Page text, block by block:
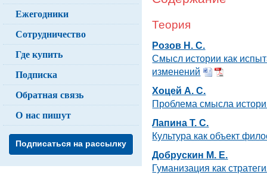
Теория
Розов Н. С.
Смысл истории как
изменений
Хоцей А. С.
Проблема смысла
Лапина Т. С.
Культура как объект
Добрускин М. Е.
Гуманизация как
Ежегодники
Сотрудничество
Где купить
Подписка
Обратная связь
О нас пишут
Подписаться на рассылку